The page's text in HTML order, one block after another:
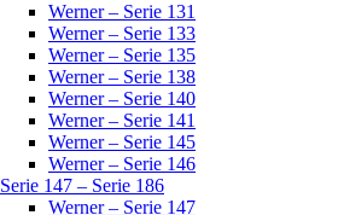
Werner – Serie 131
Werner – Serie 133
Werner – Serie 135
Werner – Serie 138
Werner – Serie 140
Werner – Serie 141
Werner – Serie 145
Werner – Serie 146
Serie 147 – Serie 186
Werner – Serie 147